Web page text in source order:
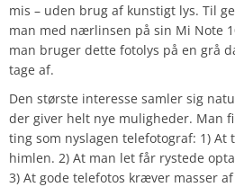
mis – uden brug af kunstigt lys. Til
man med nærlinsen på sin Mi Note
man bruger dette fotolys på en grå
tage af.
Den største interesse samler sig
der giver helt nye muligheder. Man
ting som nyslagen telefotograf: 1)
himlen. 2) At man let får rystede
3) At gode telefotos kræver masser af